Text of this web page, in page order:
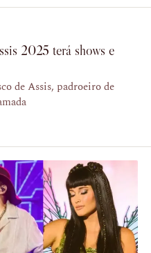
2025 terá shows e
de Assis, padroeiro de